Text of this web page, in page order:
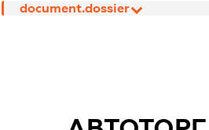
document.dossier